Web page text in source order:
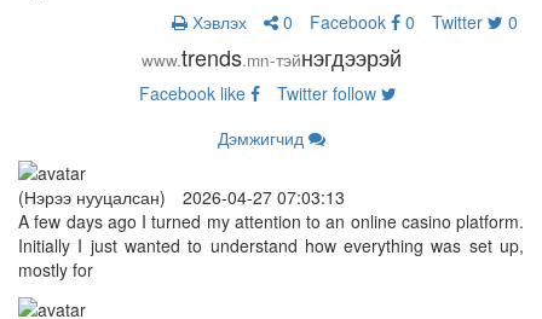
Хэвлэх
0 Facebook 0 Twitter 0
www.trends.mn-тэйнэгдээрэй
Facebook like Twitter follow
Дэмжигчид
(Нэрээ нууцалсан)
2026-04-27 07:03:13
A few days ago I turned my attention to an online casino platform.
Initially I just wanted to understand how everything was set up,
mostly for